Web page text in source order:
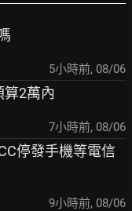
5小時前, 08/06
算2萬內
7小時前, 08/06
停發手機等電信
9小時前, 08/06